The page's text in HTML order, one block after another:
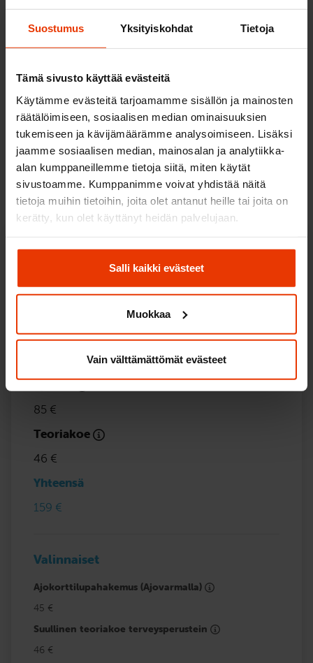
Suostumus Yksityiskohdat Tietoja
Tämä sivusto käyttää evästeitä
Käytämme evästeitä tarjoamamme sisällön ja mainosten
räätälöimiseen, sosiaalisen median ominaisuuksien
tukemiseen ja kävijämäärämme analysoimiseen. Lisäksi
jaamme sosiaalisen median, mainosalan ja analytiikka-
alan kumppaneillemme tietoja siitä, miten käytät
sivustoamme. Kumppanimme voivat yhdistää näitä
tietoja muihin tietoihin, joita olet antanut heille tai joita on
kerätty, kun olet käyttänyt heidän palvelujaan.
Salli kaikki evästeet
Muokkaa
Vain välttämättömät evästeet
Olemme laatineet yksityiskohtaiset ohjeet, kuinka
suoritat A2-moottoripyöräkortin Antin Autokoulussa
sujuvasti ja vältät ylimääräisiä kuluja.
Jos olet korottamassa A2-luokkaan A1-luokasta, katsoA2-
korotuskurssit.
Viranomaismaksut
Viranomaismaksut suoritetaan aina paikalliseen
Ajokorttilupahakemus (sähköinen)
Ajokoe
85 €
Teoriakoe
46 €
Yhteensä
159 €
Valinnaiset
Ajokorttilupahakemus (Ajovarmalla)
45 €
Suullinen teoriakoe terveysperustein
46 €